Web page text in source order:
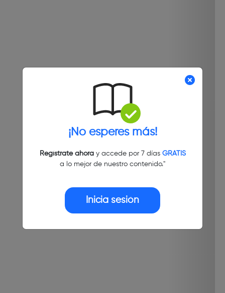
¡No esperes más!
Regístrate ahoray accede por 7 días GRATIS
a lo mejor de nuestro contenido."
Inicia sesión